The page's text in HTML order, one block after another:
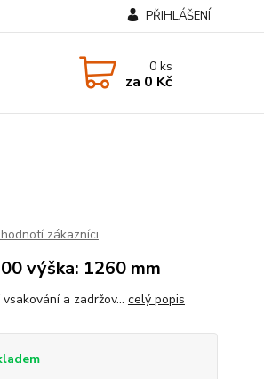
PŘIHLÁŠENÍ
0ks
za 0 Kč
zákazníci
výška: 1260 mm
a zadržov... celý popis